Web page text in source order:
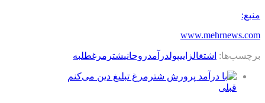
منبع:
www.mehrnews.com
برچسب‌ها: اشتغالزاییپولدرآمدروحانیشترمرغطلبه
قبلی